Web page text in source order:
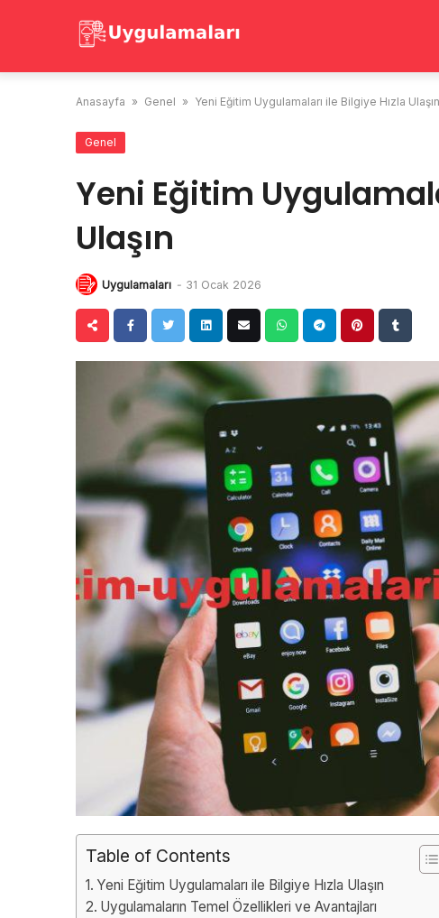
Anasayfa » Genel » Yeni Eğitim Uygulamaları ile Bilgiye Hızla Ulaşın
Genel
Yeni Eğitim
Ulaşın
Uygulamaları - 31 Ocak 2026
Table of Contents
Yeni Eğitim Uygulamaları ile Bilgiye Hızla Ulaşın
Uygulamaların Temel Özellikleri ve Avantajları